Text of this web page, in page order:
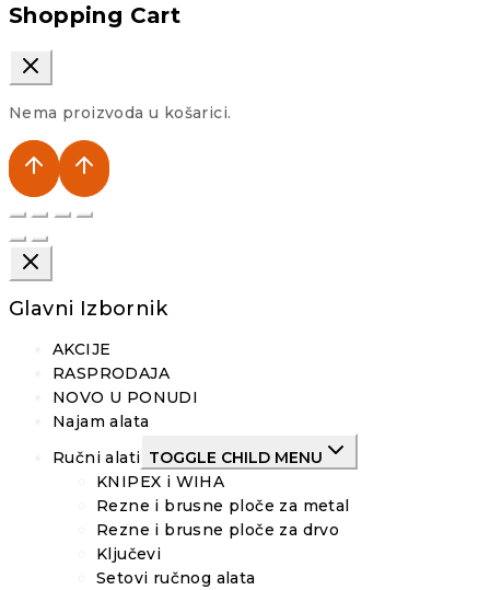
Shopping Cart
Nema proizvoda u košarici.
Glavni Izbornik
AKCIJE
RASPRODAJA
NOVO U PONUDI
Najam alata
Ručni alati TOGGLE CHILD MENU
KNIPEX i WIHA
Rezne i brusne ploče za metal
Rezne i brusne ploče za drvo
Ključevi
Setovi ručnog alata